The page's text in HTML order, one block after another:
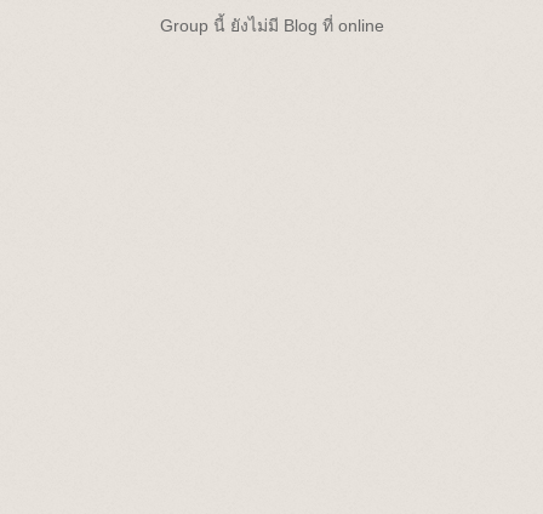
Group นี้ ยังไม่มี Blog ที่ online